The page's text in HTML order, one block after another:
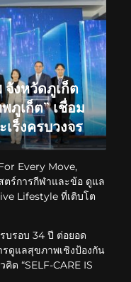
จังหวัดภูเก็ต
ภูเก็ต” เชื่อม
ร็งครบวงจร
Every Move,
ตร์การกีฬาและข้อ ดูแล
Lifestyle ที่เติบโต
บรอบ 34 ปี ต่อยอด
ดูแลสุขภาพเชิงป้องกัน
ด “SELF-CARE IS